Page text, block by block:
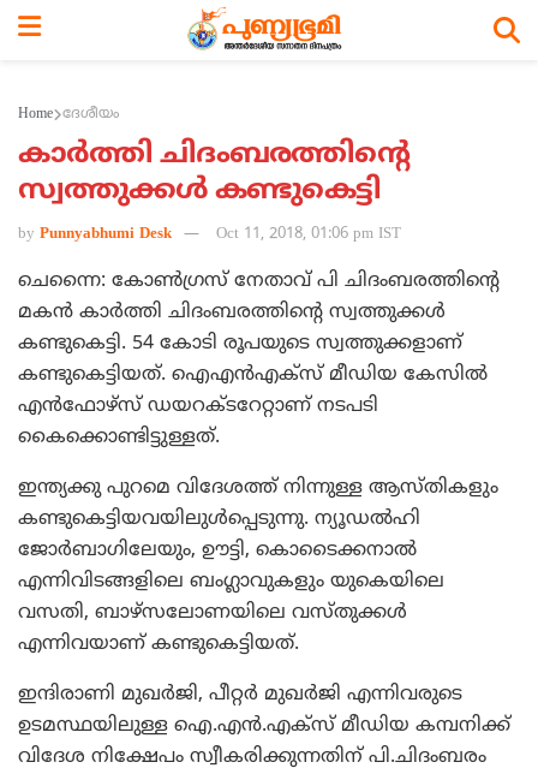
Home ദേശീയം
കാര്‍ത്തി ചിദംബരത്തിന്റെ
സ്വത്തുക്കള്‍ കണ്ടുകെട്ടി
by Punnyabhumi Desk Oct 11, 2018, 01:06 pm IST
ചെന്നൈ: കോണ്‍ഗ്രസ് നേതാവ് പി ചിദംബരത്തിന്റെ
മകന്‍ കാര്‍ത്തി ചിദംബരത്തിന്റെ സ്വത്തുക്കള്‍
കണ്ടുകെട്ടി. 54 കോടി രൂപയുടെ സ്വത്തുക്കളാണ്
കണ്ടുകെട്ടിയത്. ഐഎന്‍എക്സ് മീഡിയ കേസില്‍
എന്‍ഫോഴ്സ് ഡയറക്ടറേറ്റാണ് നടപടി
കൈക്കൊണ്ടിട്ടുള്ളത്.
ഇന്ത്യക്കു പുറമെ വിദേശത്ത് നിന്നുള്ള ആസ്തികളും
കണ്ടുകെട്ടിയവയിലുള്‍പ്പെടുന്നു. ന്യൂഡല്‍ഹി
ജോര്‍ബാഗിലേയും, ഊട്ടി, കൊടൈക്കനാല്‍
എന്നിവിടങ്ങളിലെ ബംഗ്ലാവുകളും യുകെയിലെ
വസതി, ബാഴ്സലോണയിലെ വസ്തുക്കള്‍
എന്നിവയാണ് കണ്ടുകെട്ടിയത്.
ഇന്ദിരാണി മുഖര്‍ജി, പീറ്റര്‍ മുഖര്‍ജി എന്നിവരുടെ
ഉടമസ്ഥയിലുള്ള ഐ.എന്‍.എക്സ് മീഡിയ കമ്പനിക്ക്
വിദേശ നിക്ഷേപം സ്വീകരിക്കുന്നതിന് പി.ചിദംബരം